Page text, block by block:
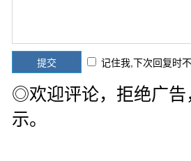
记住我,下次回复时
◎欢迎评论，拒绝广告
示。